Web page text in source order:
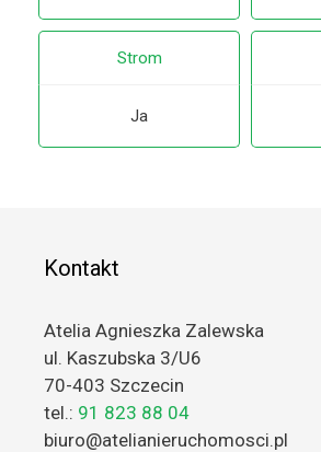
Strom
Ja
Kontakt
Atelia Agnieszka Zalewska
ul. Kaszubska 3/U6
70-403 Szczecin
tel.: 91 823 88 04
biuro@atelianieruchomosci.pl